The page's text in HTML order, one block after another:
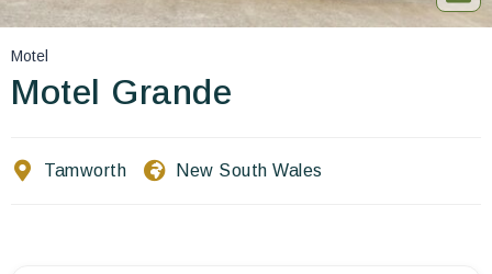
Les séjours à thème
Motel
Motel Grande
Tamworth New South Wales